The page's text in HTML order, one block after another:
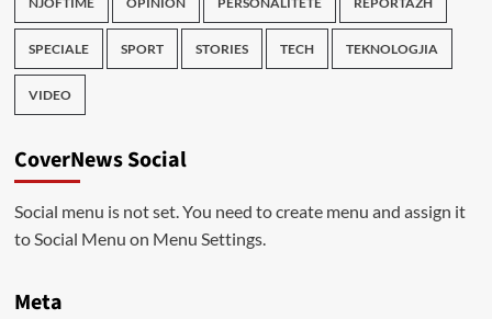
SPECIALE SPORT STORIES TECH TEKNOLOGJIA
VIDEO
CoverNews Social
Social menu is not set. You need to create menu and assign it
to Social Menu on Menu Settings.
Meta